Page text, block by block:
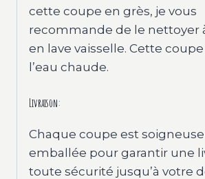
cette coupe en grès, je vous
recommande de le nettoyer
en lave vaisselle. Cette
l’eau chaude.
Livraison:
Chaque coupe est
emballée pour garantir une
toute sécurité jusqu’à votre